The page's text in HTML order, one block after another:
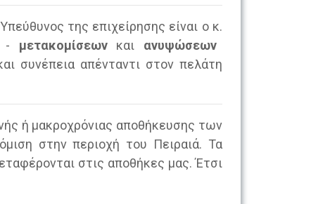
της επιχείρησης είναι ο κ.
μετακομίσεωνκαι ανυψώσεων
συνέπεια απένταντι στον πελάτη
ή μακροχρόνιας αποθήκευσης των
στην περιοχή του Πειραιά. Τα
στις αποθήκες μας. Έτσι